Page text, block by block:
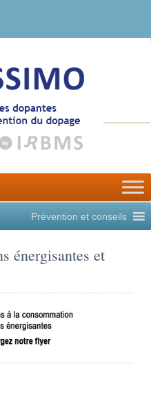
Prévention et conseils
énergisantes et